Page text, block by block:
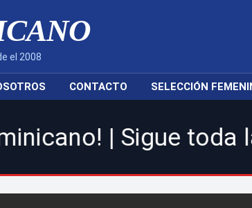
el 2008
CONTACTO SELECCIÓN
toda la acción